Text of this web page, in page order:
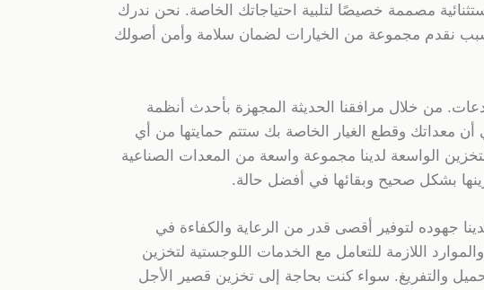
مصممة خصيصًا لتلبية احتياجاتك الخاصة. نحن ندرك
نقدم مجموعة من الخيارات لضمان سلامة وأمن أصولك
من خلال مرافقنا الحديثة المجهزة بأحدث أنظمة
أن معداتك وقطع الغيار الخاصة بك ستتم حمايتها من أي
الواسعة لدينا مجموعة واسعة من المعدات الصناعية
بشكل صحيح وبقائها في أفضل حالة.
جهوده لتوفير أقصى قدر من الرعاية والكفاءة في
اللازمة للتعامل مع الخدمات اللوجستية لتخزين
والتفريغ. سواء كنت بحاجة إلى تخزين قصير الأجل